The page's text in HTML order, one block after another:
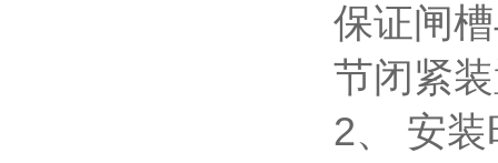
保证闸
节闭紧
2、 安